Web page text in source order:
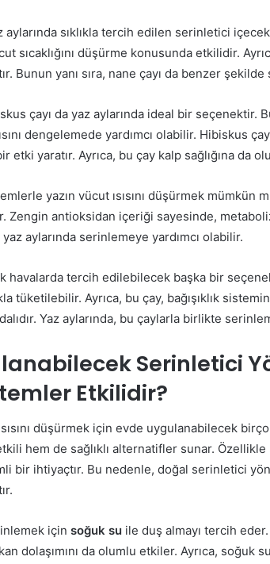
aylarında sıklıkla tercih edilen serinletici
sıcaklığını düşürme konusunda etkilidir.
Bunun yanı sıra, nane çayı da benzer
çayı da yaz aylarında ideal bir seçenektir.
dengelemede yardımcı olabilir. Hibiskus
yaratır. Ayrıca, bu çay kalp sağlığına da
yazın vücut ısısını düşürmek mümkün
Zengin antioksidan içeriği sayesinde,
aylarında serinlemeye yardımcı olabilir.
havalarda tercih edilebilecek başka bir
tüketilebilir. Ayrıca, bu çay, bağışıklık
Yaz aylarında, bu çaylarla birlikte
Serinletici
Etkilidir?
düşürmek için evde uygulanabilecek
hem de sağlıklı alternatifler sunar. Özellikle
bir ihtiyaçtır. Bu nedenle, doğal serinletici
için soğuk su ile duş almayı tercih eder.
dolaşımını da olumlu etkiler. Ayrıca, soğuk